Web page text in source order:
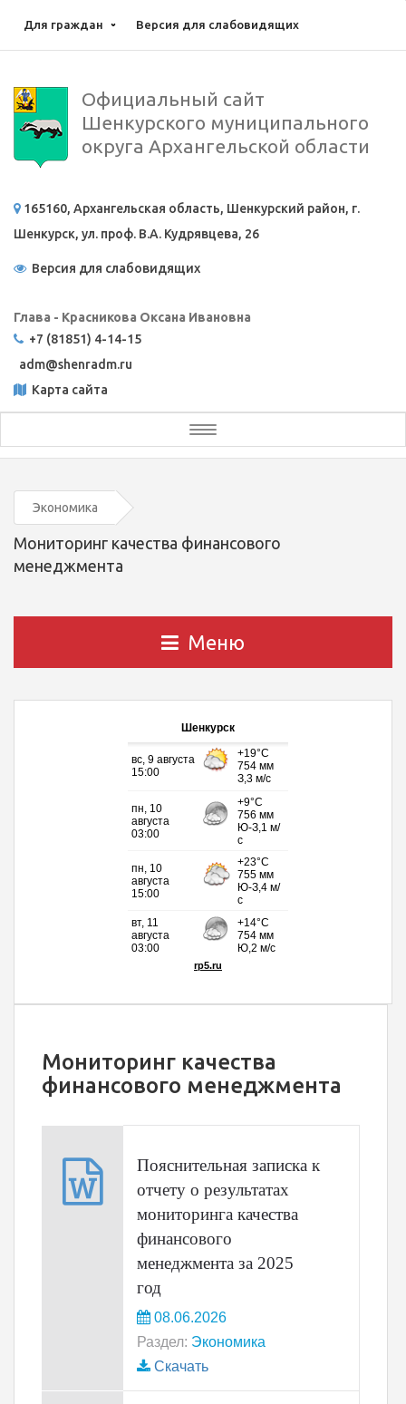
Для граждан Версия для слабовидящих
Официальный сайт
Шенкурского муниципального
округа Архангельской области
165160, Архангельская область, Шенкурский район, г.
Шенкурск, ул. проф. В.А. Кудрявцева, 26
Версия для слабовидящих
Глава - Красникова Оксана Ивановна
+7 (81851) 4-14-15
adm@shenradm.ru
Карта сайта
Toggle
navigation
Экономика
Мониторинг качества финансового
менеджмента
Меню
Шенкурск
Мониторинг качества
финансового менеджмента
Пояснительная записка к
отчету о результатах
мониторинга качества
финансового
менеджмента за 2025
год
08.06.2026
Раздел: Экономика
Скачать